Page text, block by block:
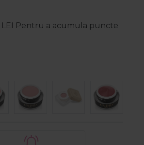
LEI Pentru a acumula puncte